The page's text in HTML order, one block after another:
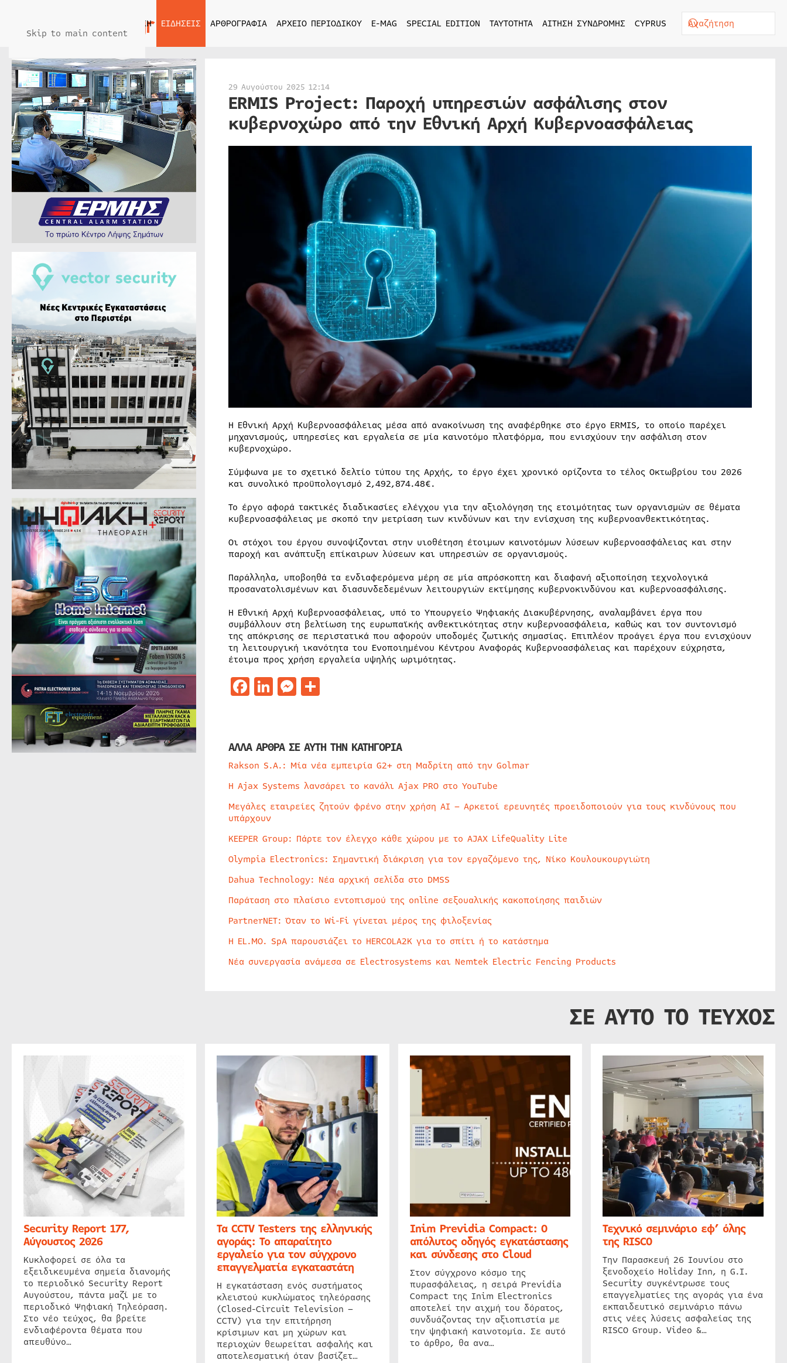
Skip to main content
ΑΡΧΙΚΗ ΕΙΔΗΣΕΙΣ ΑΡΘΡΟΓΡΑΦΙΑ ΑΡΧΕΙΟ ΠΕΡΙΟΔΙΚΟΥ E-MAG SPECIAL EDITION ΤΑΥΤΟΤΗΤΑ ΑΙΤΗΣΗ ΣΥΝΔΡΟΜΗΣ CYPRUS
29 Αυγούστου 2025 12:14
ERMIS Project: Παροχή υπηρεσιών ασφάλισης στον
κυβερνοχώρο από την Εθνική Αρχή Κυβερνοασφάλειας
Η Εθνική Αρχή Κυβερνοασφάλειας μέσα από ανακοίνωση της αναφέρθηκε στο έργο ERMIS, το οποίο παρέχει
μηχανισμούς, υπηρεσίες και εργαλεία σε μία καινοτόμο πλατφόρμα, που ενισχύουν την ασφάλιση στον
κυβερνοχώρο.
Σύμφωνα με το σχετικό δελτίο τύπου της Αρχής, το έργο έχει χρονικό ορίζοντα το τέλος Οκτωβρίου του 2026
και συνολικό προϋπολογισμό 2,492,874.48€.
Το έργο αφορά τακτικές διαδικασίες ελέγχου για την αξιολόγηση της ετοιμότητας των οργανισμών σε θέματα
κυβερνοασφάλειας με σκοπό την μετρίαση των κινδύνων και την ενίσχυση της κυβερνοανθεκτικότητας.
Οι στόχοι του έργου συνοψίζονται στην υιοθέτηση έτοιμων καινοτόμων λύσεων κυβερνοασφάλειας και στην
παροχή και ανάπτυξη επίκαιρων λύσεων και υπηρεσιών σε οργανισμούς.
Παράλληλα, υποβοηθά τα ενδιαφερόμενα μέρη σε μία απρόσκοπτη και διαφανή αξιοποίηση τεχνολογικά
προσανατολισμένων και διασυνδεδεμένων λειτουργιών εκτίμησης κυβερνοκινδύνου και κυβερνοασφάλισης.
Η Εθνική Αρχή Κυβερνοασφάλειας, υπό το Υπουργείο Ψηφιακής Διακυβέρνησης, αναλαμβάνει έργα που
συμβάλλουν στη βελτίωση της ευρωπαϊκής ανθεκτικότητας στην κυβερνοασφάλεια, καθώς και τον συντονισμό
της απόκρισης σε περιστατικά που αφορούν υποδομές ζωτικής σημασίας. Επιπλέον προάγει έργα που ενισχύουν
τη λειτουργική ικανότητα του Ενοποιημένου Κέντρου Αναφοράς Κυβερνοασφάλειας και παρέχουν εύχρηστα,
έτοιμα προς χρήση εργαλεία υψηλής ωριμότητας.
Facebook
LinkedIn
Messenger
Μοιραστείτε
ΑΛΛΑ ΑΡΘΡΑ ΣΕ ΑΥΤΗ ΤΗΝ ΚΑΤΗΓΟΡΙΑ
Rakson S.A.: Μία νέα εμπειρία G2+ στη Μαδρίτη από την Golmar
Η Ajax Systems λανσάρει το κανάλι Ajax PRO στο YouTube
Μεγάλες εταιρείες ζητούν φρένο στην χρήση AI – Αρκετοί ερευνητές προειδοποιούν για τους κινδύνους που
υπάρχουν
KEEPER Group: Πάρτε τον έλεγχο κάθε χώρου με το AJAX LifeQuality Lite
Olympia Electronics: Σημαντική διάκριση για τον εργαζόμενο της, Νίκο Κουλουκουργιώτη
Dahua Technology: Νέα αρχική σελίδα στο DMSS
Παράταση στο πλαίσιο εντοπισμού της online σεξουαλικής κακοποίησης παιδιών
PartnerNET: Όταν το Wi-Fi γίνεται μέρος της φιλοξενίας
Η EL.MO. SpA παρουσιάζει το HERCOLA2K για το σπίτι ή το κατάστημα
Νέα συνεργασία ανάμεσα σε Electrosystems και Nemtek Electric Fencing Products
ΣΕ ΑΥΤΟ ΤΟ ΤΕΥΧΟΣ
Security Report 177,
Αύγουστος 2026
Κυκλοφορεί σε όλα τα
εξειδικευμένα σημεία διανομής
το περιοδικό Security Report
Αυγούστου, πάντα μαζί με το
περιοδικό Ψηφιακή Τηλεόραση.
Στο νέο τεύχος, θα βρείτε
ενδιαφέροντα θέματα που
απευθύνο…
Τα CCTV Testers της ελληνικής
αγοράς: Το απαραίτητο
εργαλείο για τον σύγχρονο
επαγγελματία εγκαταστάτη
Η εγκατάσταση ενός συστήματος
κλειστού κυκλώματος τηλεόρασης
(Closed-Circuit Television –
CCTV) για την επιτήρηση
κρίσιμων και μη χώρων και
περιοχών θεωρείται ασφαλής και
αποτελεσματική όταν βασίζετ…
Inim Previdia Compact: Ο
απόλυτος οδηγός εγκατάστασης
και σύνδεσης στο Cloud
Στον σύγχρονο κόσμο της
πυρασφάλειας, η σειρά Previdia
Compact της Inim Electronics
αποτελεί την αιχμή του δόρατος,
συνδυάζοντας την αξιοπιστία με
την ψηφιακή καινοτομία. Σε αυτό
το άρθρο, θα ανα…
Τεχνικό σεμινάριο εφ’ όλης
της RISCO
Την Παρασκευή 26 Ιουνίου στο
ξενοδοχείο Holiday Inn, η G.I.
Security συγκέντρωσε τους
επαγγελματίες της αγοράς για ένα
εκπαιδευτικό σεμινάριο πάνω
στις νέες λύσεις ασφαλείας της
RISCO Group. Video &…